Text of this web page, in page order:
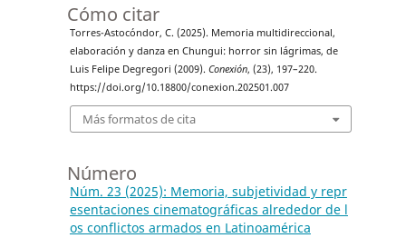
Cómo citar
Torres-Astocóndor, C. (2025). Memoria multidireccional,
elaboración y danza en Chungui: horror sin lágrimas, de
Luis Felipe Degregori (2009). Conexión, (23), 197–220.
https://doi.org/10.18800/conexion.202501.007
Más formatos de cita
Número
Núm. 23 (2025): Memoria, subjetividad y repr
esentaciones cinematográficas alrededor de l
os conflictos armados en Latinoamérica